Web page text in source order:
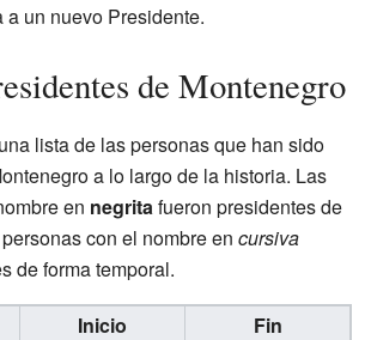
a un nuevo Presidente.
de Montenegro
lista de las personas que han sido
a lo largo de la historia. Las
en negritafueron presidentes de
con el nombre en cursiva
de forma temporal.
Inicio
Fin